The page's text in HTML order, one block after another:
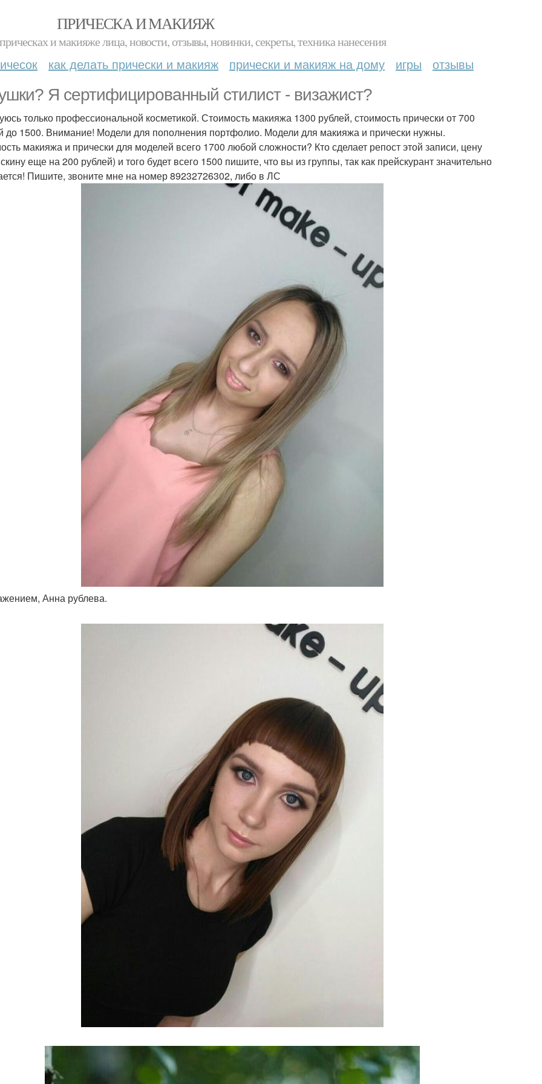
ПРИЧЕСКА И МАКИЯЖ
и макияже лица, новости, отзывы, новинки, секреты, техника нанесения
как делать прически и макияж прически и макияж на дому игры отзывы
Я сертифицированный стилист - визажист?
только профессиональной косметикой. Стоимость макияжа 1300 рублей, стоимость прически от 700
до 1500. Внимание! Модели для пополнения портфолио. Модели для макияжа и прически нужны.
макияжа и прически для моделей всего 1700 любой сложности? Кто сделает репост этой записи, цену
еще на 200 рублей) и того будет всего 1500 пишите, что вы из группы, так как прейскурант значительно
Пишите, звоните мне на номер 89232726302, либо в ЛС
Анна рублева.